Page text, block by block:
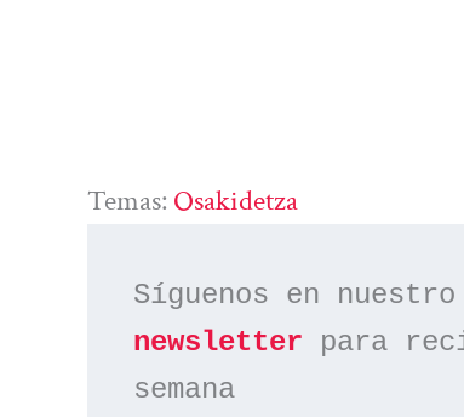
Temas: Osakidetza
Síguenos en
newsletter para
semana